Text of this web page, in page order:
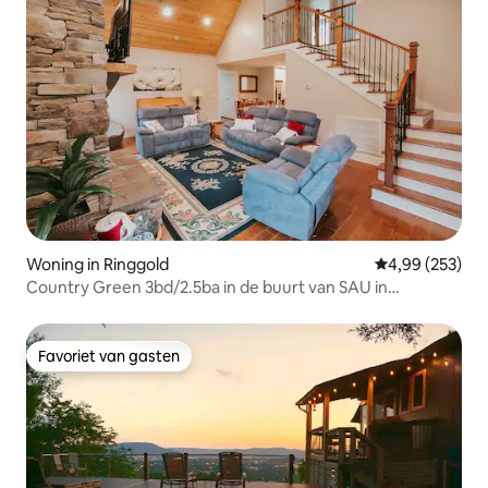
Woning in Ringgold Gemiddelde
4,99 (253)
Country Green 3bd/2.5ba in de buurt van SAU in
Favoriet van gasten
Favoriet van gasten